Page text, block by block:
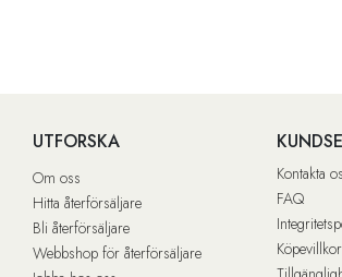
UTFORSKA
Om oss
Hitta återförsäljare
Bli återförsäljare
Webbshop för återförsäljare
Kontakta
FAQ
Köpevillkor